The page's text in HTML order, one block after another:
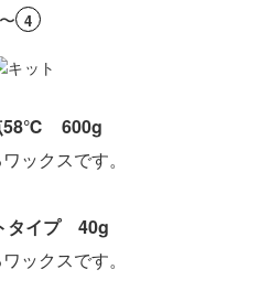
4
58℃ 600g
ックスです。
タイプ 40g
ックスです。